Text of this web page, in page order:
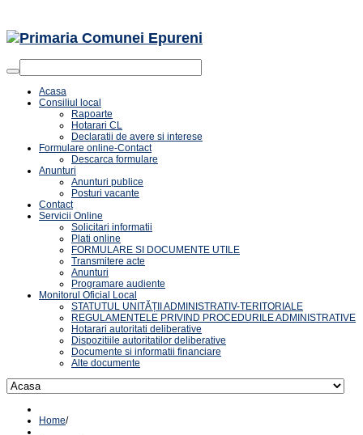
Acasa
Consiliul local
Rapoarte
Hotarari CL
Declaratii de avere si interese
Formulare online-Contact
Descarca formulare
Anunturi
Anunturi publice
Posturi vacante
Contact
Servicii Online
Solicitari informatii
Plati online
FORMULARE SI DOCUMENTE UTILE
Transmitere acte
Anunturi
Programare audiente
Monitorul Oficial Local
STATUTUL UNITĂȚII ADMINISTRATIV-TERITORIALE
REGULAMENTELE PRIVIND PROCEDURILE ADMINISTRATIVE
Hotarari autoritati deliberative
Dispozitiile autoritatilor deliberative
Documente si informatii financiare
Alte documente
Home/